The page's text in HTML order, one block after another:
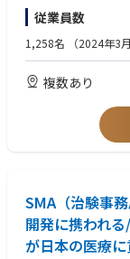
従業員数
1,258名 （2024年3
複数あり
SMA（治験事
開発に携われ
が日本の医療